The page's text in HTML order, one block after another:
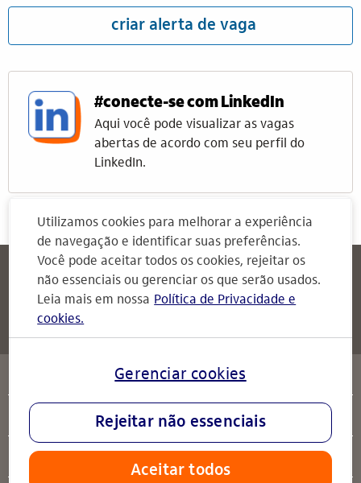
criar alerta de vaga
#conecte-se com LinkedIn
Aqui você pode visualizar as vagas
abertas de acordo com seu perfil do
LinkedIn.
Itaú
Attendimento Itaú
Para Empresas
Attendimento Itaú
sobre o Itaú
ajuda
Utilizamos cookies para melhorar a experiência
de navegação e identificar suas preferências.
Você pode aceitar todos os cookies, rejeitar os
não essenciais ou gerenciar os que serão usados.
Leia mais em nossa Política de Privacidade e
cookies.
Gerenciar cookies
Rejeitar não essenciais
Aceitar todos